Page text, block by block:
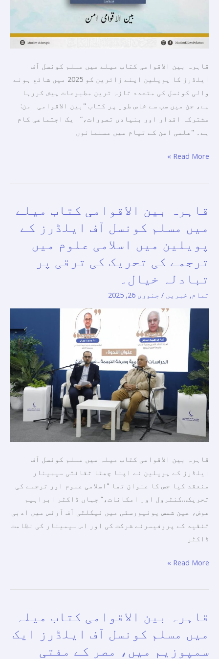
قاہرہ بین الاقوامی کتاب میلے میں مسلم کونسل آف
ایلڈرز کا پویلین اپنے زائرین کو 2025 میں شائع ہونے
والی کونسل کی متعدد تازہ ترین مطبوعات پیش کررہا
ہے، جن میں سب سے خاص طور پر کتاب "بین الاقوامی امن:
مشترکہ اقدار اور بنیادی تصورات،” ایک اجتماعی کام
ہے۔ "علمی امن کے قیام میں مسلمانوں
تازہ
ترین
میں
سے
ایک
ہے۔
Read More »
قاہرہ بین الاقوامی کتاب میلے
میں مسلم کونسل آف ایلڈرز کے
پویلین میں اسلامی علوم میں
ترجمے کی تحریک کی ترقی پر
تبادلہ خیال۔
تمام, خبریں / جنوری 26, 2025
قاہرہ بین الاقوامی کتاب میلہ میں مسلم کونسل آف
ایلڈرز کے پویلین نے اپنا چھٹا ثقافتی سیمینار
منعقد کیا جس کا عنوان تھا "اسلامی علوم اور ترجمے کی
تحریک…کنٹرول اور امکانات،” جہاں ڈاکٹر ابراہیم
عوض، عین شمس یونیورسٹی میں فیکلٹی آف آرٹس میں ادبی
تنقید کے پروفیسرنے شرکت کی اور اس سیمینار کی نظامت
ڈاکٹر
قاہرہ
الاقوامی
کتاب
میلے
مسلم
کونسل
ایلڈرز
کے
پویلین
میں
اسلامی
علوم
میں
ترجمے
کی
کی
ترقی
پر
تبادلہ
خیال۔
Read More »
قاہرہ بین الاقوامی کتاب میلہ
میں مسلم کونسل آف ایلڈرز ایک
سمپوزیم میں، مصر کے مفتی
قاہرہ
الاقوامی
کتاب